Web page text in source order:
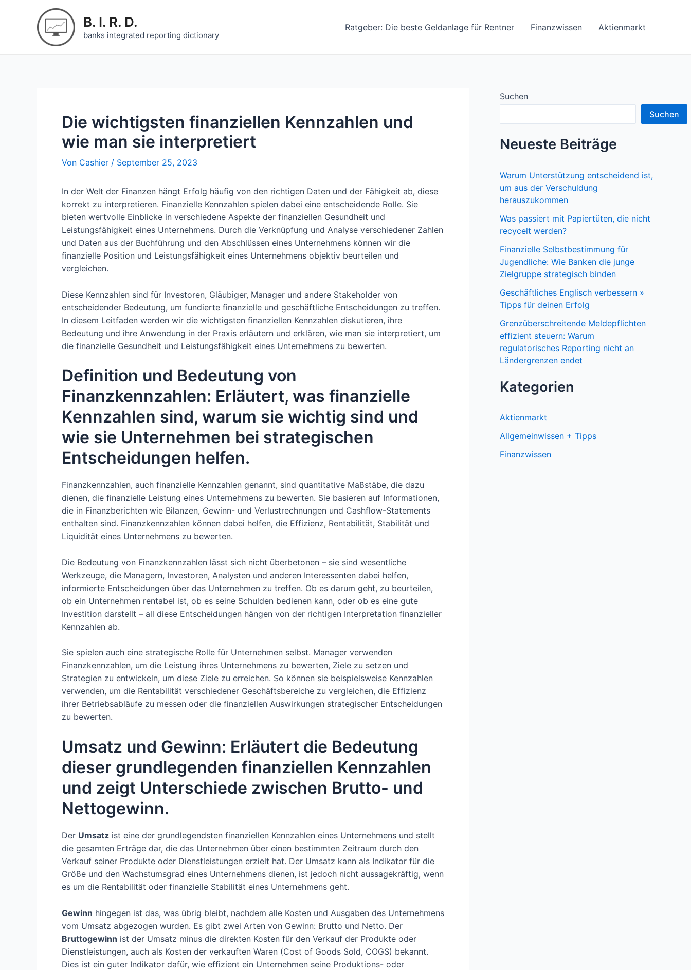
B. I. R. D.
banks integrated reporting dictionary
Ratgeber: Die beste Geldanlage für Rentner Finanzwissen Aktienmarkt
Die wichtigsten finanziellen Kennzahlen und
wie man sie interpretiert
Von Cashier / September 25, 2023
In der Welt der Finanzen hängt Erfolg häufig von den richtigen Daten und der Fähigkeit ab, diese
korrekt zu interpretieren. Finanzielle Kennzahlen spielen dabei eine entscheidende Rolle. Sie
bieten wertvolle Einblicke in verschiedene Aspekte der finanziellen Gesundheit und
Leistungsfähigkeit eines Unternehmens. Durch die Verknüpfung und Analyse verschiedener Zahlen
und Daten aus der Buchführung und den Abschlüssen eines Unternehmens können wir die
finanzielle Position und Leistungsfähigkeit eines Unternehmens objektiv beurteilen und
vergleichen.
Diese Kennzahlen sind für Investoren, Gläubiger, Manager und andere Stakeholder von
entscheidender Bedeutung, um fundierte finanzielle und geschäftliche Entscheidungen zu treffen.
In diesem Leitfaden werden wir die wichtigsten finanziellen Kennzahlen diskutieren, ihre
Bedeutung und ihre Anwendung in der Praxis erläutern und erklären, wie man sie interpretiert, um
die finanzielle Gesundheit und Leistungsfähigkeit eines Unternehmens zu bewerten.
Definition und Bedeutung von
Finanzkennzahlen: Erläutert, was finanzielle
Kennzahlen sind, warum sie wichtig sind und
wie sie Unternehmen bei strategischen
Entscheidungen helfen.
Finanzkennzahlen, auch finanzielle Kennzahlen genannt, sind quantitative Maßstäbe, die dazu
dienen, die finanzielle Leistung eines Unternehmens zu bewerten. Sie basieren auf Informationen,
die in Finanzberichten wie Bilanzen, Gewinn- und Verlustrechnungen und Cashflow-Statements
enthalten sind. Finanzkennzahlen können dabei helfen, die Effizienz, Rentabilität, Stabilität und
Liquidität eines Unternehmens zu bewerten.
Die Bedeutung von Finanzkennzahlen lässt sich nicht überbetonen – sie sind wesentliche
Werkzeuge, die Managern, Investoren, Analysten und anderen Interessenten dabei helfen,
informierte Entscheidungen über das Unternehmen zu treffen. Ob es darum geht, zu beurteilen,
ob ein Unternehmen rentabel ist, ob es seine Schulden bedienen kann, oder ob es eine gute
Investition darstellt – all diese Entscheidungen hängen von der richtigen Interpretation finanzieller
Kennzahlen ab.
Sie spielen auch eine strategische Rolle für Unternehmen selbst. Manager verwenden
Finanzkennzahlen, um die Leistung ihres Unternehmens zu bewerten, Ziele zu setzen und
Strategien zu entwickeln, um diese Ziele zu erreichen. So können sie beispielsweise Kennzahlen
verwenden, um die Rentabilität verschiedener Geschäftsbereiche zu vergleichen, die Effizienz
ihrer Betriebsabläufe zu messen oder die finanziellen Auswirkungen strategischer Entscheidungen
zu bewerten.
Umsatz und Gewinn: Erläutert die Bedeutung
dieser grundlegenden finanziellen Kennzahlen
und zeigt Unterschiede zwischen Brutto- und
Nettogewinn.
Der Umsatz ist eine der grundlegendsten finanziellen Kennzahlen eines Unternehmens und stellt
die gesamten Erträge dar, die das Unternehmen über einen bestimmten Zeitraum durch den
Verkauf seiner Produkte oder Dienstleistungen erzielt hat. Der Umsatz kann als Indikator für die
Größe und den Wachstumsgrad eines Unternehmens dienen, ist jedoch nicht aussagekräftig, wenn
es um die Rentabilität oder finanzielle Stabilität eines Unternehmens geht.
Gewinn hingegen ist das, was übrig bleibt, nachdem alle Kosten und Ausgaben des Unternehmens
vom Umsatz abgezogen wurden. Es gibt zwei Arten von Gewinn: Brutto und Netto. Der
Bruttogewinn ist der Umsatz minus die direkten Kosten für den Verkauf der Produkte oder
Dienstleistungen, auch als Kosten der verkauften Waren (Cost of Goods Sold, COGS) bekannt.
Dies ist ein guter Indikator dafür, wie effizient ein Unternehmen seine Produktions- oder
Suchen
Suchen
Neueste Beiträge
Warum Unterstützung entscheidend ist,
um aus der Verschuldung
herauszukommen
Was passiert mit Papiertüten, die nicht
recycelt werden?
Finanzielle Selbstbestimmung für
Jugendliche: Wie Banken die junge
Zielgruppe strategisch binden
Geschäftliches Englisch verbessern »
Tipps für deinen Erfolg
Grenzüberschreitende Meldepflichten
effizient steuern: Warum
regulatorisches Reporting nicht an
Ländergrenzen endet
Kategorien
Aktienmarkt
Allgemeinwissen + Tipps
Finanzwissen